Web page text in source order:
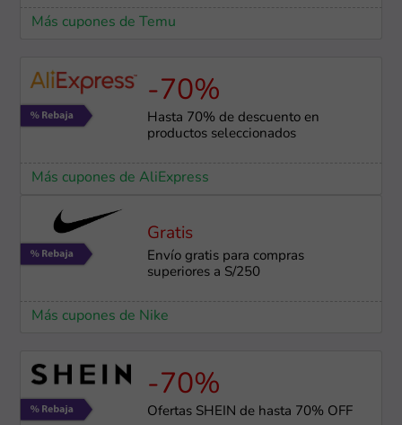
Más cupones de Temu
-70%
Hasta 70% de descuento en
productos seleccionados
Más cupones de AliExpress
Gratis
Envío gratis para compras
superiores a S/250
Más cupones de Nike
-70%
Ofertas SHEIN de hasta 70% OFF